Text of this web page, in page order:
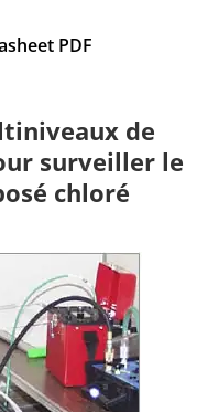
PDF
de
surveiller le
chloré